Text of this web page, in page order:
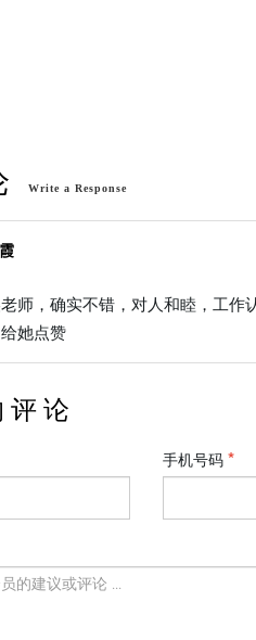
Write a Response
师，确实不错，对人和睦，工
她点赞
评 论
手机号码